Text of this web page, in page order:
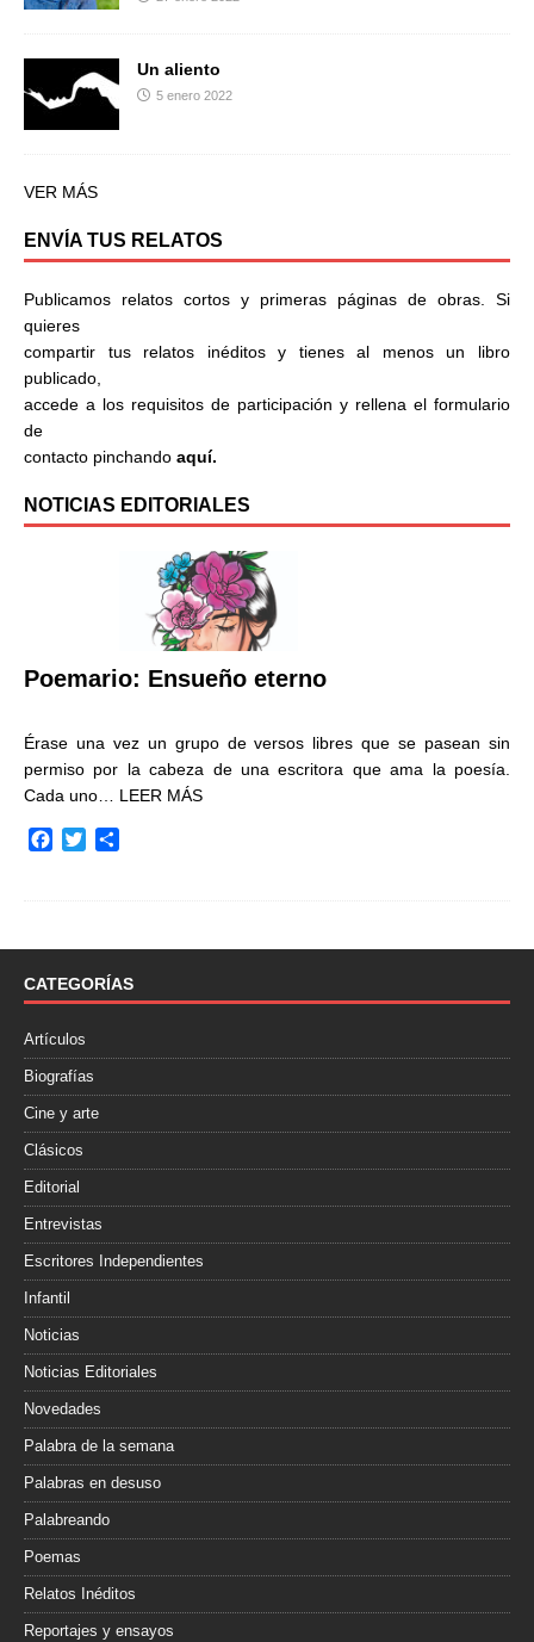
Un aliento
5 enero 2022
VER MÁS
ENVÍA TUS RELATOS
Publicamos relatos cortos y primeras páginas de obras. Si
quieres
compartir tus relatos inéditos y tienes al menos un libro
publicado,
accede a los requisitos de participación y rellena el formulario
de
contacto pinchando aquí.
NOTICIAS EDITORIALES
Poemario: Ensueño eterno
Érase una vez un grupo de versos libres que se pasean sin
permiso por la cabeza de una escritora que ama la poesía.
Cada uno… LEER MÁS
o
k
r
t
i
CATEGORÍAS
Artículos
Biografías
Cine y arte
Clásicos
Editorial
Entrevistas
Escritores Independientes
Infantil
Noticias
Noticias Editoriales
Novedades
Palabra de la semana
Palabras en desuso
Palabreando
Poemas
Relatos Inéditos
Reportajes y ensayos